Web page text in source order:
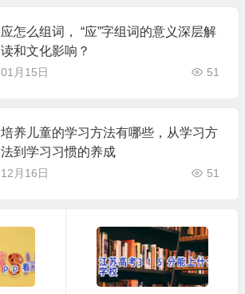
应怎么组词， “应”字组词的意义深层解
读和文化影响？
01月15日 51
培养儿童的学习方法有哪些，从学习方
法到学习习惯的养成
12月16日 51